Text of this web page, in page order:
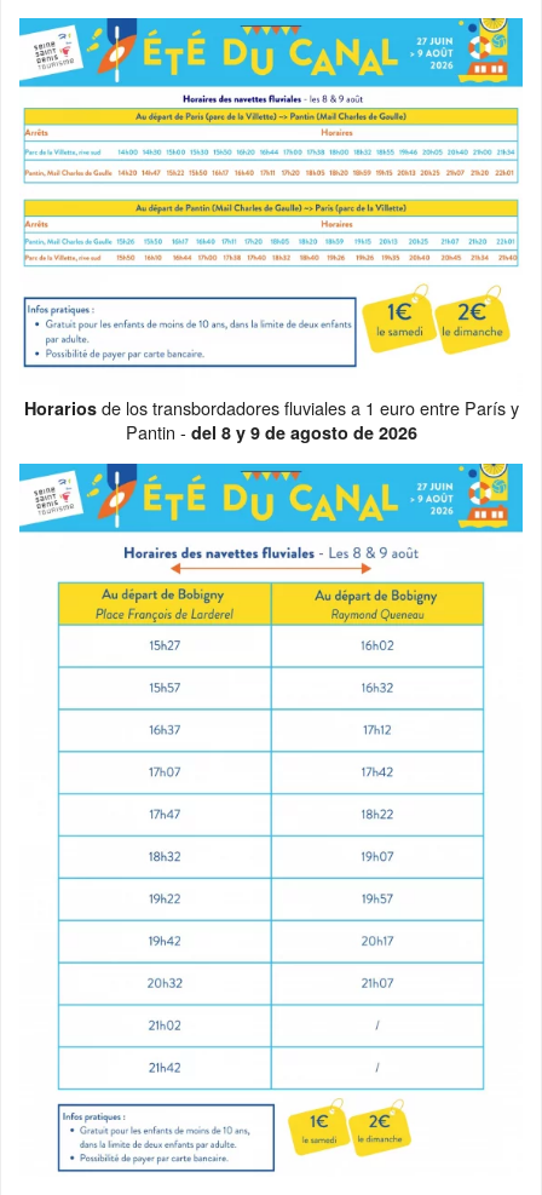
Horariosde los transbordadores fluviales a 1 euro entre París y
Pantin - del 8 y 9 de agosto de 2026